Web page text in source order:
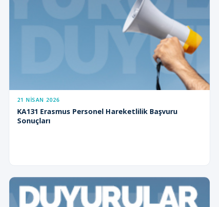
21 NISAN 2026
KA131 Erasmus Personel Hareketlilik Başvuru
Sonuçları